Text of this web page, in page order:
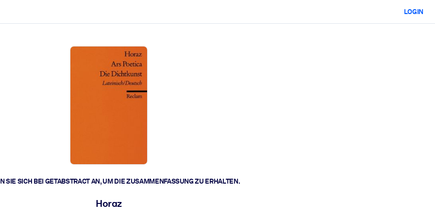
LOGIN
SIE SICH BEI GETABSTRACT AN, UM DIE ZUSAMMENFASSUNG ZU ERHALTEN.
Horaz